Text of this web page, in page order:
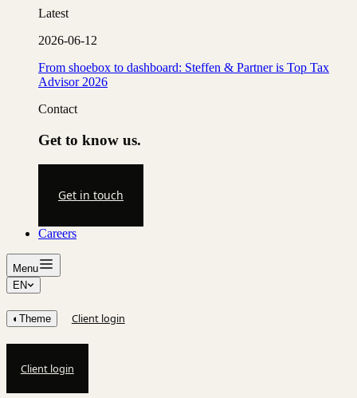
Latest
2026-06-12
From shoebox to dashboard: Steffen & Partner is Top Tax
Advisor 2026
Contact
Get to know us.
Get in touch
Careers
Menu
EN
◐ Theme Client login
Client login